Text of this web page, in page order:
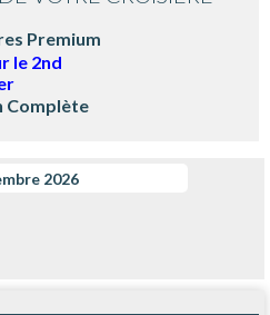
Premium
le 2nd
Complète
2026